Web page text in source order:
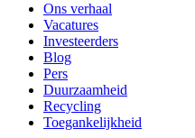
Ons verhaal
Vacatures
Investeerders
Blog
Pers
Duurzaamheid
Recycling
Toegankelijkheid